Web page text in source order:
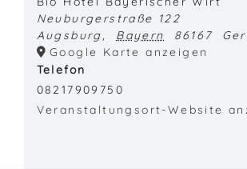
Neuburgerstraße 122
Augsburg, Bayern 86167
Google Karte anzeigen
Telefon
08217909750
Veranstaltungsort-Website